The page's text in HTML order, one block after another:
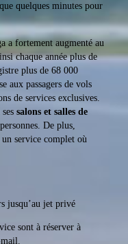
quelques minutes pour
a fortement augmenté au
chaque année plus de
plus de 68 000
aux passagers de vols
de services exclusives.
salons et salles de
De plus,
un service complet où
jusqu’au jet privé
sont à réserver à